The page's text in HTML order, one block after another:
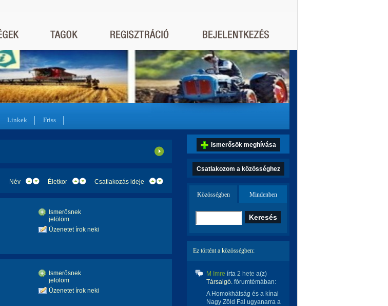
Linkek Friss
Csatlakozás ideje
Életkor
Név
Ismerősnek
jelölöm
Üzenetet írok neki
Ismerősnek
jelölöm
Üzenetet írok neki
Ismerősök meghívása
Csatlakozom a közösséghez
Közösségben Mindenben
Ez történt a közösségben:
M Imre írta 2 hete a(z)
Társalgó. fórumtémában:
A Homokhátság és a kínai
Nagy Zöld Fal ugyanarra a